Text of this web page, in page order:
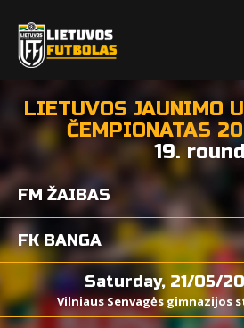
LIETUVOS JAUNIMO
ČEMPIONATAS
19. round
FM ŽAIBAS
FK BANGA
Saturday, 21/05/
Vilniaus Senvagės gimnazijos